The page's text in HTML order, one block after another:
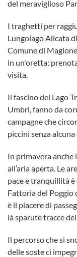
del meraviglioso
I traghetti per
Lungolago Alicata
Comune di
in un'oretta:
visita.
Il fascino del Lago
Umbri, fanno da
campagne che
piccini senza
In primavera
all’aria aperta. Le
pace e tranquillità
Fattoria del Poggio
è il piacere di
là sparute tracce
Il percorso che si
delle soste ci